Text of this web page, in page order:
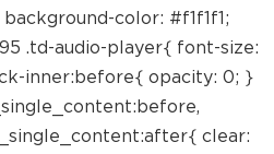
color: #f1f1f1;
.td-audio-player{ font-size:
inner:before{ opacity: 0; }
clear: